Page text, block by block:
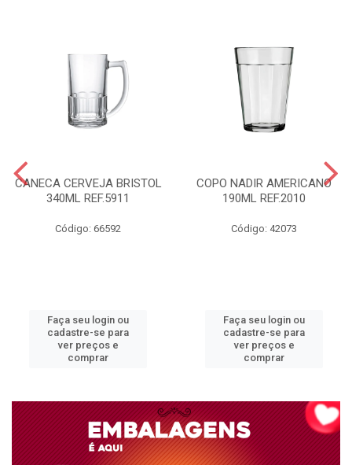
CANECA CERVEJA BRISTOL
340ML REF.5911
Código: 66592
Faça seu login ou
cadastre-se para
ver preços e
comprar
COPO NADIR AMERICANO
190ML REF.2010
Código: 42073
Faça seu login ou
cadastre-se para
ver preços e
comprar